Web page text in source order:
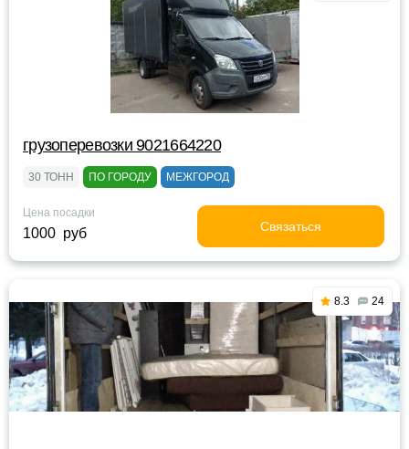
грузоперевозки 9021664220
30 ТОНН ПО ГОРОДУ МЕЖГОРОД
Цена посадки
1000 руб Связаться
8.3 24